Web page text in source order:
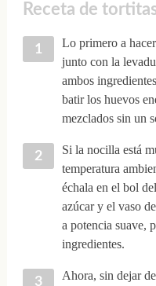
Receta de
Lo primero a
junto con la
ambos
batir los huevos
mezclados sin un
Si la nocilla está
temperatura
échala en el bol
azúcar y el vaso
a potencia suave,
ingredientes.
Ahora, sin dejar